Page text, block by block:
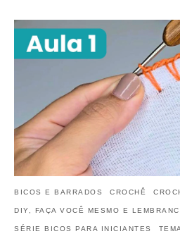
BICOS E BARRADOS CROCHÊ
DIY, FAÇA VOCÊ MESMO E
SÉRIE BICOS PARA INICIANTES